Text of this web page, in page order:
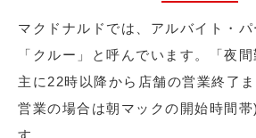
マクドナルドでは、アルバイト・
「クルー」と呼んでいます。「夜間
主に22時以降から店舗の営業終了
営業の場合は朝マックの開始時間